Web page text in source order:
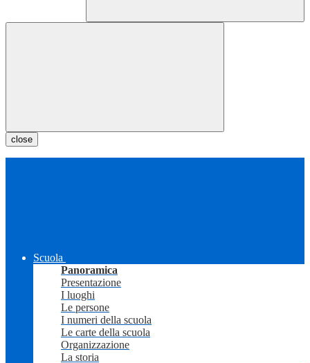
close
Scuola
Panoramica
Presentazione
I luoghi
Le persone
I numeri della scuola
Le carte della scuola
Organizzazione
La storia